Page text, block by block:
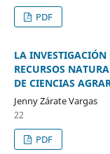
PDF
LA
RECURSOS
DE CIENCIAS
Jenny Zárate Vargas
22
PDF